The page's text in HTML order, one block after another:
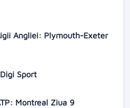
Angliei: Plymouth-Exeter
Sport
Montreal Ziua 9